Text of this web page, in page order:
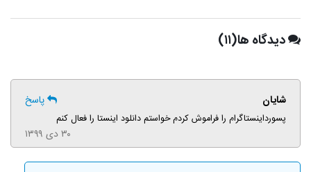
دیدگاه ها(۱۱)
شایان پاسخ
پسورداينستاگرام را فراموش کردم خواستم دانلود اينستا را فعال کنم
۳۰ دی ۱۳۹۹